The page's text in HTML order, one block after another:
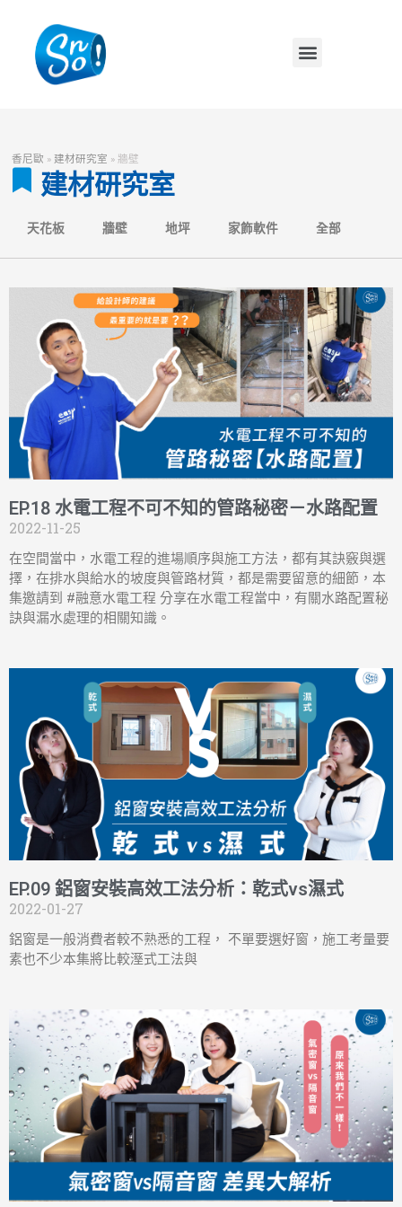
香尼歐 » 建材研究室 »牆壁
建材研究室
天花板 牆壁 地坪 家飾軟件 全部
EP.18 水電工程不可不知的管路秘密－水路配置
2022-11-25
在空間當中，水電工程的進場順序與施工方法，都有其訣竅與選
擇，在排水與給水的坡度與管路材質，都是需要留意的細節，本
集邀請到 #融意水電工程 分享在水電工程當中，有關水路配置秘
訣與漏水處理的相關知識。
EP.09 鋁窗安裝高效工法分析：乾式vs濕式
2022-01-27
鋁窗是一般消費者較不熟悉的工程， 不單要選好窗，施工考量要
素也不少本集將比較溼式工法與